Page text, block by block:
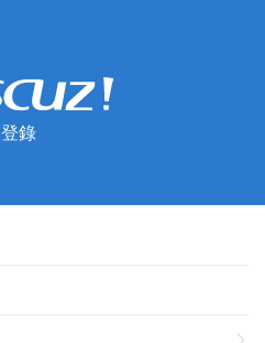
登錄